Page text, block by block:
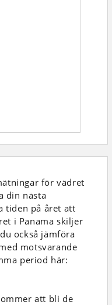
för vädret
din nästa
tiden på året att
i Panama skiljer
också jämföra
motsvarande
period här:
att bli de